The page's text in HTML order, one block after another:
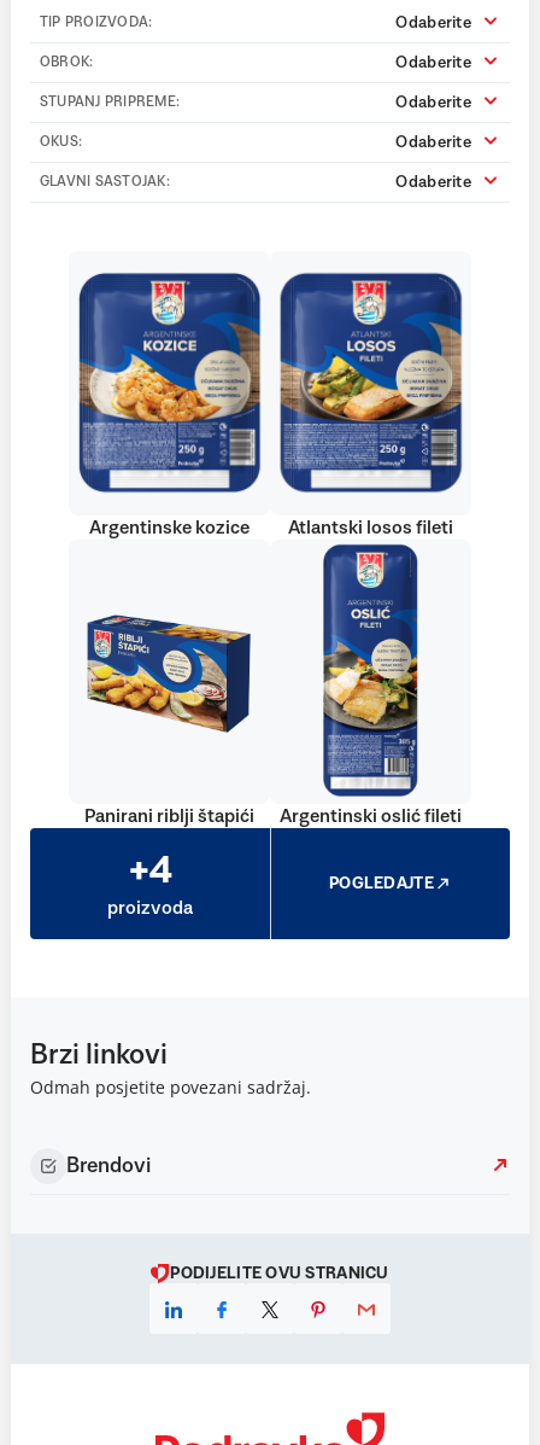
TIP PROIZVODA: Odaberite
OBROK: Odaberite
STUPANJ PRIPREME: Odaberite
OKUS: Odaberite
GLAVNI SASTOJAK: Odaberite
Argentinske kozice Atlantski losos fileti
Panirani riblji štapići Argentinski oslić fileti
+4
proizvoda
POGLEDAJTE
Brzi linkovi
Odmah posjetite povezani sadržaj.
Brendovi
PODIJELITE OVU STRANICU